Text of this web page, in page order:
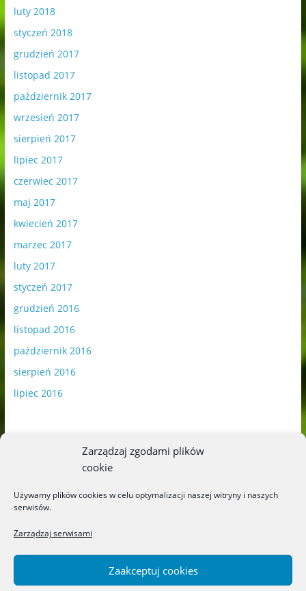
Zarządzaj zgodami plików
cookie
Używamy plików cookies w celu optymalizacji naszej witryny i naszych
serwisów.
Zarządzaj serwisami
Zaakceptuj cookies
luty 2018
styczeń 2018
grudzień 2017
listopad 2017
październik 2017
wrzesień 2017
sierpień 2017
lipiec 2017
czerwiec 2017
maj 2017
kwiecień 2017
marzec 2017
luty 2017
styczeń 2017
grudzień 2016
listopad 2016
październik 2016
sierpień 2016
lipiec 2016